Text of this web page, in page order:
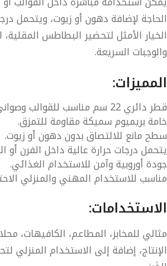
لإضافة دهون أو زيوت، ويتحمل
الأمثل لتحضير البطاطس المقلية،
السريعة.
دائري22 سم مناسب للقوالب وصواني
بريميوم سميكةمقاومة للتمزق.
مانع للالتصاق بدون دهون أو زيوت.
درجات حرارة عالية داخل الفرن أو
أوروبيةوآمن للاستخدام الغذائي.
للاستخدام المهني والمنزلي
للمخابز، المطاعم، الكافيهات،
إضافة إلى الاستخدام المنزلي